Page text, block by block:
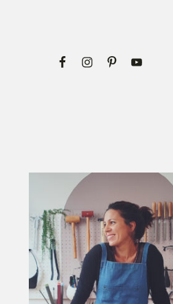
Primary
Sidebar